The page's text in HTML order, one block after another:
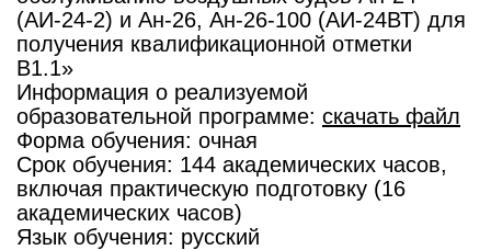
(АИ-24-2) и Ан-26, Ан-26-100 (АИ-24ВТ) для
получения квалификационной отметки
В1.1»
Информация о реализуемой
образовательной программе: скачать файл
Форма обучения: очная
Срок обучения: 144 академических часов,
включая практическую подготовку (16
академических часов)
Язык обучения: русский